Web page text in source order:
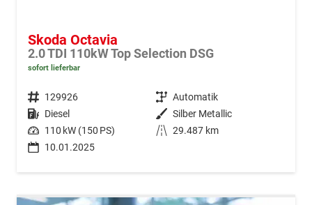
Skoda Octavia
2.0 TDI 110kW Top Selection DSG
sofort lieferbar
Fahrzeugnr. 129926 Getriebe Automatik
Kraftstoff Diesel Außenfarbe Silber Metallic
Leistung 110 kW (150 PS) Kilometerstand 29.487 km
10.01.2025